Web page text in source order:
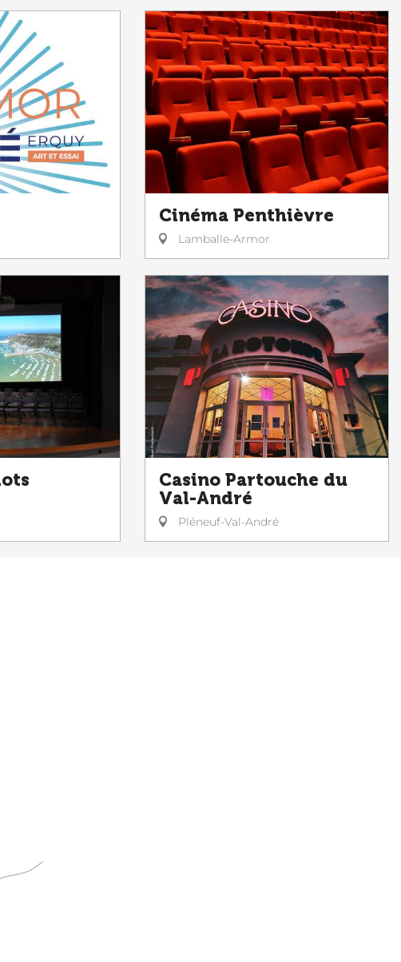
Cinéma Penthièvre
Lamballe-Armor
Casino Partouche du
Val-André
Pléneuf-Val-André